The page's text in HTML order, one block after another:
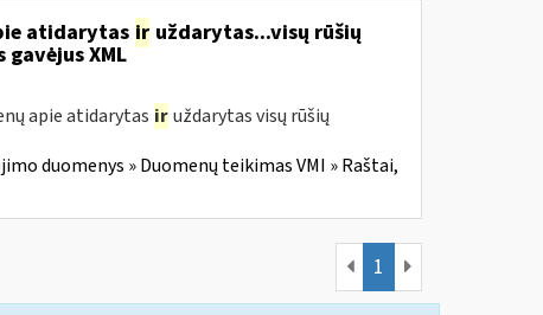
atidarytas iruždarytas...visų rūšių
XML
apie atidarytas ir uždarytas visų rūšių
duomenys » Duomenų teikimas VMI » Raštai,
1